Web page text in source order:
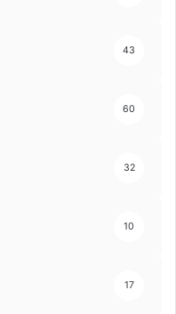
43
60
32
10
17